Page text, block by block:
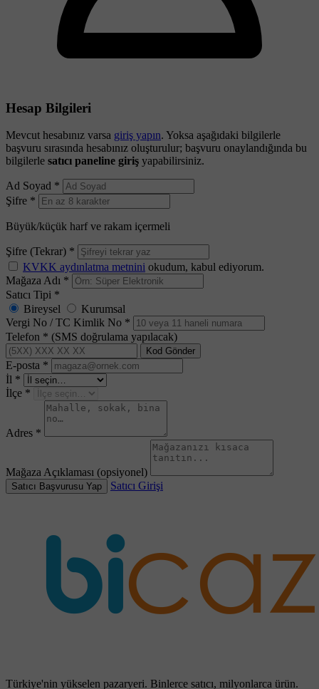
Hesap Bilgileri
Mevcut hesabınız varsa giriş yapın. Yoksa aşağıdaki bilgilerle
başvuru sırasında hesabınız oluşturulur; başvuru onaylandığında bu
bilgilerle satıcı paneline giriş yapabilirsiniz.
Ad Soyad *
Şifre *
Büyük/küçük harf ve rakam içermeli
Şifre (Tekrar) *
KVKK aydınlatma metnini okudum, kabul ediyorum.
Mağaza Adı *
Satıcı Tipi *
Bireysel
Kurumsal
Vergi No / TC Kimlik No *
Telefon * (SMS doğrulama yapılacak)
Kod Gönder
E-posta *
İl *
İlçe *
Adres *
Mağaza Açıklaması (opsiyonel)
Satıcı Başvurusu Yap Satıcı Girişi
Türkiye'nin yükselen pazaryeri. Binlerce satıcı, milyonlarca ürün.